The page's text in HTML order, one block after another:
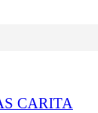
CARITA